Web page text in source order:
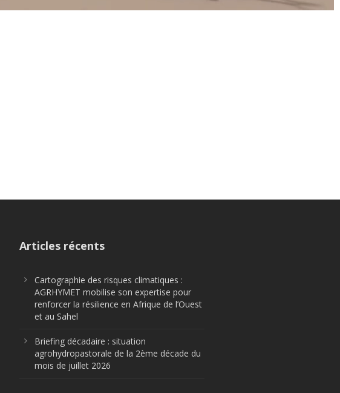
Articles récents
Cartographie des risques climatiques :
AGRHYMET mobilise son expertise pour
renforcer la résilience en Afrique de l’Ouest
et au Sahel
Briefing décadaire : situation
agrohydropastorale de la 2ème décade du
mois de juillet 2026